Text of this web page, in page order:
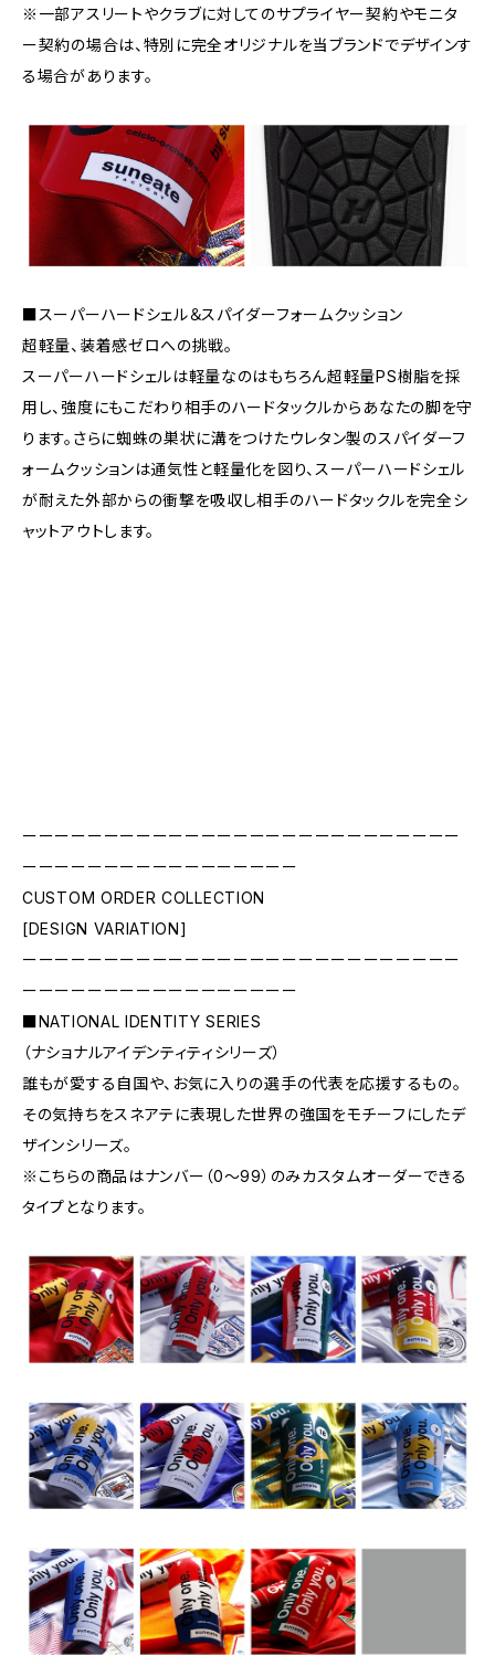
※一部アスリートやクラブに対してのサプライヤー契約やモニタ
ー契約の場合は、特別に完全オリジナルを当ブランドでデザインす
る場合があります。
■スーパーハードシェル＆スパイダーフォームクッション
超軽量、装着感ゼロへの挑戦。
スーパーハードシェルは軽量なのはもちろん超軽量PS樹脂を採
用し、強度にもこだわり相手のハードタックルからあなたの脚を守
ります。さらに蜘蛛の巣状に溝をつけたウレタン製のスパイダーフ
ォームクッションは通気性と軽量化を図り、スーパーハードシェル
が耐えた外部からの衝撃を吸収し相手のハードタックルを完全シ
ャットアウトします。
ーーーーーーーーーーーーーーーーーーーーーーーーーーー
ーーーーーーーーーーーーーーーーー
CUSTOM ORDER COLLECTION
[DESIGN VARIATION]
ーーーーーーーーーーーーーーーーーーーーーーーーーーー
ーーーーーーーーーーーーーーーーー
■NATIONAL IDENTITY SERIES
（ナショナルアイデンティティシリーズ）
誰もが愛する自国や、お気に入りの選手の代表を応援するもの。
その気持ちをスネアテに表現した世界の強国をモチーフにしたデ
ザインシリーズ。
※こちらの商品はナンバー（0〜99）のみカスタムオーダーできる
タイプとなります。